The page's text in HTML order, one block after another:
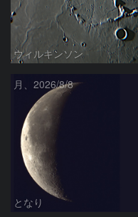
ウィルキンソン
月、2026/8/8
となり